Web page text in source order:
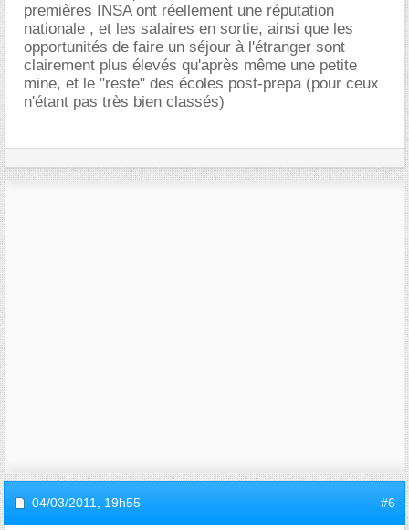
premières INSA ont réellement une réputation
nationale , et les salaires en sortie, ainsi que les
opportunités de faire un séjour à l'étranger sont
clairement plus élevés qu'après même une petite
mine, et le "reste" des écoles post-prepa (pour ceux
n'étant pas très bien classés)
04/03/2011, 19h55 #6